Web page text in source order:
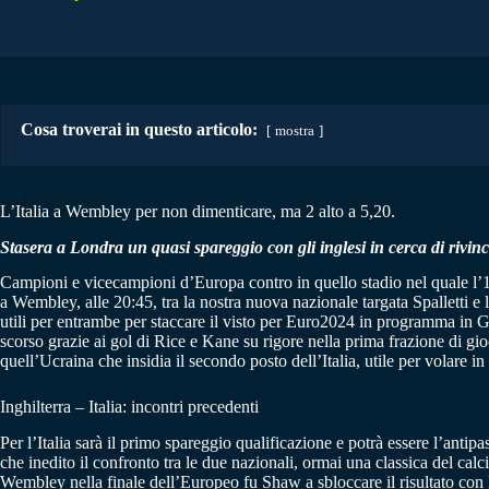
Cosa troverai in questo articolo: mostra
L’Italia a Wembley per non dimenticare, ma 2 alto a 5,20.
Stasera a Londra un quasi spareggio con gli inglesi in cerca di
Campioni e vicecampioni d’Europa contro in quello stadio nel quale
a Wembley, alle 20:45, tra la nostra nuova nazionale targata Spalletti
utili per entrambe per staccare il visto per Euro2024 in programma in
scorso grazie ai gol di Rice e Kane su rigore nella prima frazione di
quell’Ucraina che insidia il secondo posto dell’Italia, utile per volare
Inghilterra – Italia: incontri precedenti
Per l’Italia sarà il primo spareggio qualificazione e potrà essere
che inedito il confronto tra le due nazionali, ormai una classica del
Wembley nella finale dell’Europeo fu Shaw a sbloccare il risultato